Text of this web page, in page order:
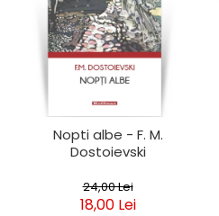
Nopti albe - F. M.
Dostoievski
24,00 Lei
18,00 Lei